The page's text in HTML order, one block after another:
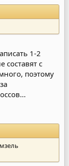
1-2
составят с
поэтому